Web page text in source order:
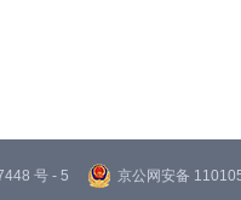
号 - 5 京公网安备